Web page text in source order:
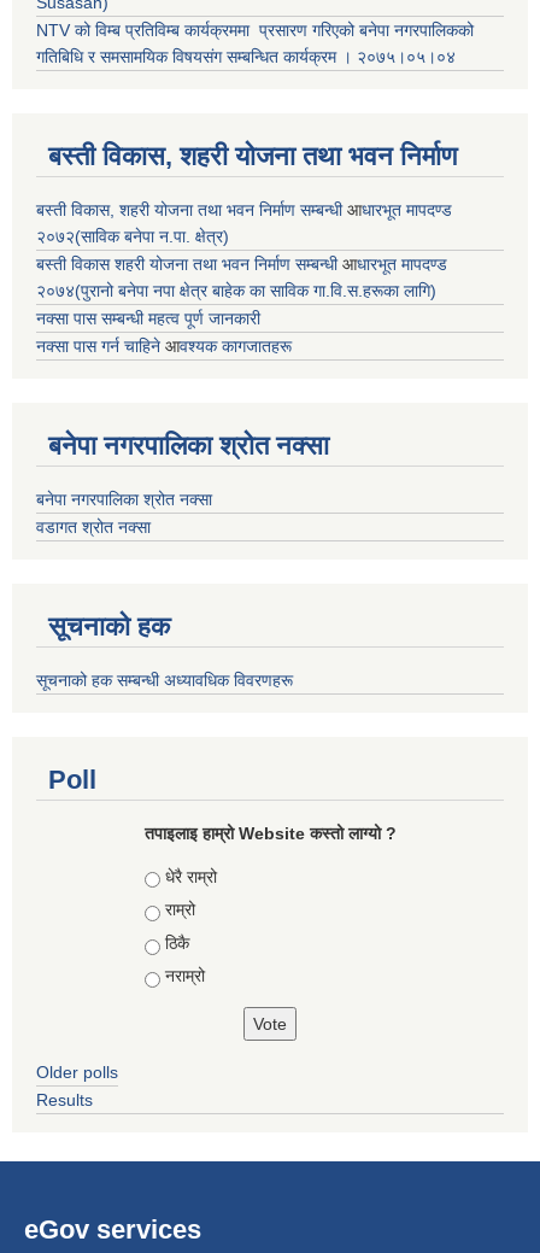
NTV को विम्ब प्रतिविम्ब कार्यक्रममा प्रसारण गरिएकोबनेपा नगरपालिकको
गतिबिधि र समसामयिक विषयसंग सम्बन्धित कार्यक्रम । २०७५।०५।०४
बस्ती विकास, शहरी योजना तथा भवन निर्माण
बस्ती विकास, शहरी योजना तथा भवन निर्माण सम्बन्धीआधारभूत मापदण्ड
२०७२(साविक बनेपा न.पा. क्षेत्र)
बस्ती विकास शहरी योजना तथा भवन निर्माण सम्बन्धीआधारभूत मापदण्ड
२०७४(पुरानो बनेपा नपा क्षेत्र बाहेक का साविक गा.वि.स.हरूका लागि)
नक्सा पास सम्बन्धी महत्व पूर्ण जानकारी
नक्सा पास गर्न चाहिने आवश्यक कागजातहरू
बनेपा नगरपालिका श्रोत नक्सा
बनेपा नगरपालिका श्रोत नक्सा
वडागत श्रोत नक्सा
सूचनाको हक
सूचनाको हक सम्बन्धी अध्यावधिक विवरणहरू
Poll
तपाइलाइ हाम्रो Website कस्तो लाग्यो ?
Choices
धेरै राम्रो
राम्रो
ठिकै
नराम्रो
Older polls
Results
eGov services